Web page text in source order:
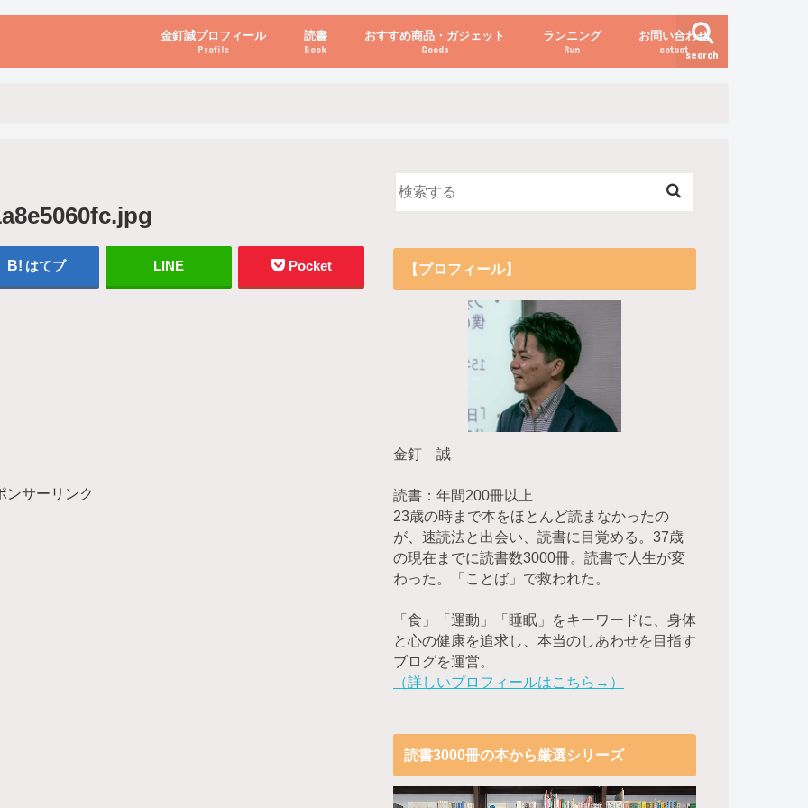
search
金釘誠プロフィール
Profile
読書
Book
おすすめ商品・ガジェット
Goods
ランニング
Run
お問い合わせ
cotact
はてブ LINE Pocket
ンサーリンク
【プロフィール】
金釘 誠
読書：年間200冊以上
23歳の時まで本をほとんど読まなかったの
が、速読法と出会い、読書に目覚める。37歳
の現在までに読書数3000冊。読書で人生が変
わった。「ことば」で救われた。
「食」「運動」「睡眠」をキーワードに、身体
と心の健康を追求し、本当のしあわせを目指す
ブログを運営。
（詳しいプロフィールはこちら→）
読書3000冊の本から厳選シリーズ